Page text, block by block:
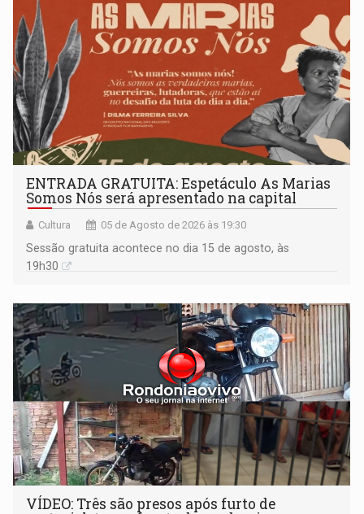
ENTRADA GRATUITA: Espetáculo As Marias
Somos Nós será apresentado na capital
Cultura 05 de Agosto de 2026 às 19:30
Sessão gratuita acontece no dia 15 de agosto, às
19h30
VÍDEO: Três são presos após furto de